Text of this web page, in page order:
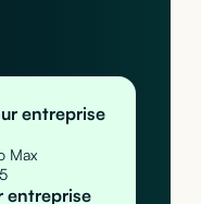
entreprise
Max
entreprise